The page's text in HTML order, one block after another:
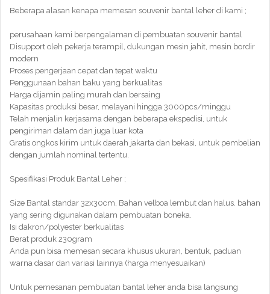
Beberapa alasan kenapa memesan souvenir bantal leher di kami ;
perusahaan kami berpengalaman di pembuatan souvenir bantal
Disupport oleh pekerja terampil, dukungan mesin jahit, mesin bordir
modern
Proses pengerjaan cepat dan tepat waktu
Penggunaan bahan baku yang berkualitas
Harga dijamin paling murah dan bersaing
Kapasitas produksi besar, melayani hingga 3000pcs/minggu
Telah menjalin kerjasama dengan beberapa ekspedisi, untuk
pengiriman dalam dan juga luar kota
Gratis ongkos kirim untuk daerah jakarta dan bekasi, untuk pembelian
dengan jumlah nominal tertentu.
Spesifikasi Produk Bantal Leher ;
Size Bantal standar 32x30cm, Bahan velboa lembut dan halus. bahan
yang sering digunakan dalam pembuatan boneka.
Isi dakron/polyester berkualitas
Berat produk 230gram
Anda pun bisa memesan secara khusus ukuran, bentuk, paduan
warna dasar dan variasi lainnya (harga menyesuaikan)
Untuk pemesanan pembuatan bantal leher anda bisa langsung